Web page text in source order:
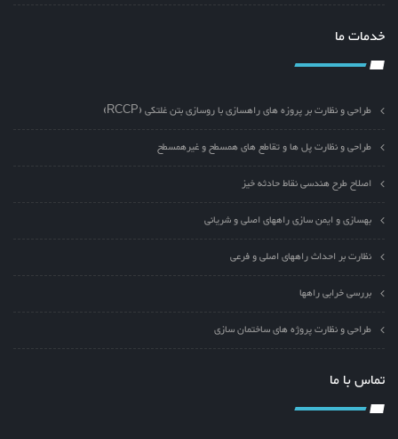
خدمات ما
طراحی و نظارت بر پروزه های راهسازی با روسازی بتن غلتکی (RCCP)
طراحی و نظارت پل ها و تقاطع های همسطح و غیرهمسطح
اصلاح طرح هندسی نقاط حادثه خیز
بهسازی و ایمن سازی راههای اصلی و شریانی
نظارت بر احداث راههای اصلی و فرعی
بررسی خرابی راهها
طراحی و نظارت پروژه های ساختمان سازی
تماس با ما